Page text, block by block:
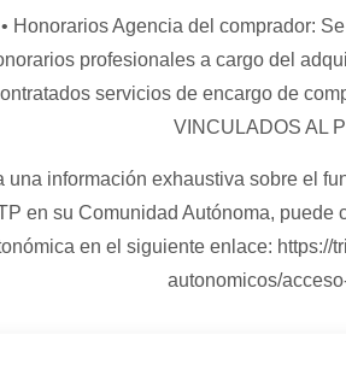
• Honorarios Agencia del comprador:
profesionales a cargo del
servicios de encargo de
VINCULADOS AL
una información exhaustiva sobre el
en su Comunidad Autónoma,
en el siguiente enlace: https://
autonomicos/